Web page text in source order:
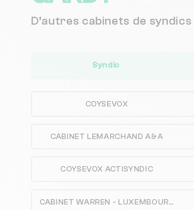
D’autres cabinets de
Syndic
COYSEVOX
CABINET LEMARCHAND A&A
COYSEVOX ACTISYNDIC
CABINET WARREN - LUXEMBOURG